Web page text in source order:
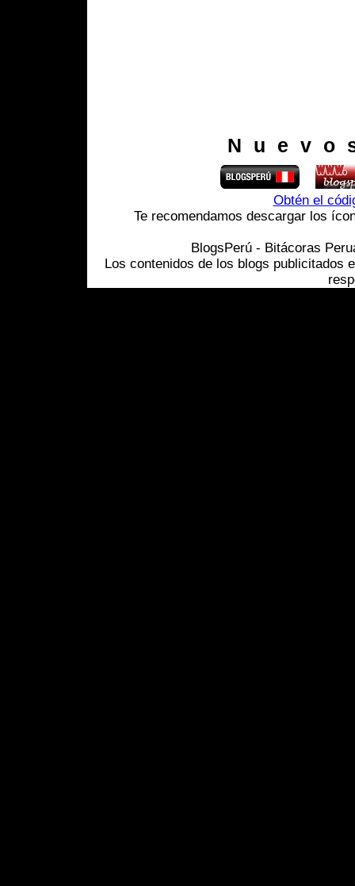
Obtén el
Te recomendamos descargar los
BlogsPerú - Bitácoras
Los contenidos de los blogs publicitados